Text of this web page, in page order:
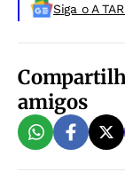
Siga o A
amigos